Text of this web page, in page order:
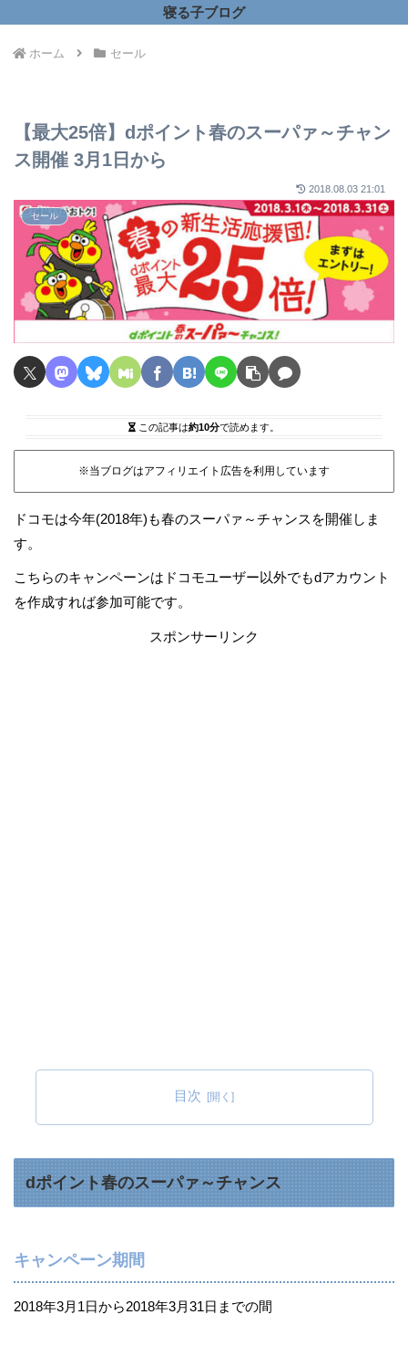
寝る子ブログ
ホーム セール
【最大25倍】dポイント春のスーパァ～チャン
ス開催 3月1日から
2018.08.03 21:01
セール
この記事は約10分で読めます。
※当ブログはアフィリエイト広告を利用しています
ドコモは今年(2018年)も春のスーパァ～チャンスを開催しま
す。
こちらのキャンペーンはドコモユーザー以外でもdアカウント
を作成すれば参加可能です。
スポンサーリンク
目次
dポイント春のスーパァ～チャンス
キャンペーン期間
2018年3月1日から2018年3月31日までの間